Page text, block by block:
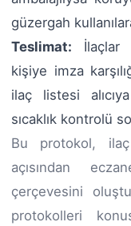
güzergah
Teslimat: İlaçlar
kişiye imza
ilaç listesi
sıcaklık kontrolü
Bu protokol,
açısından
çerçevesini
protokolleri